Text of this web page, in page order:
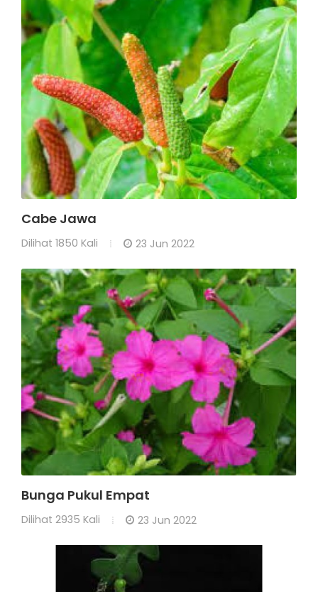
Cabe Jawa
Dilihat 1850 Kali 23 Jun 2022
Bunga Pukul Empat
Dilihat 2935 Kali 23 Jun 2022